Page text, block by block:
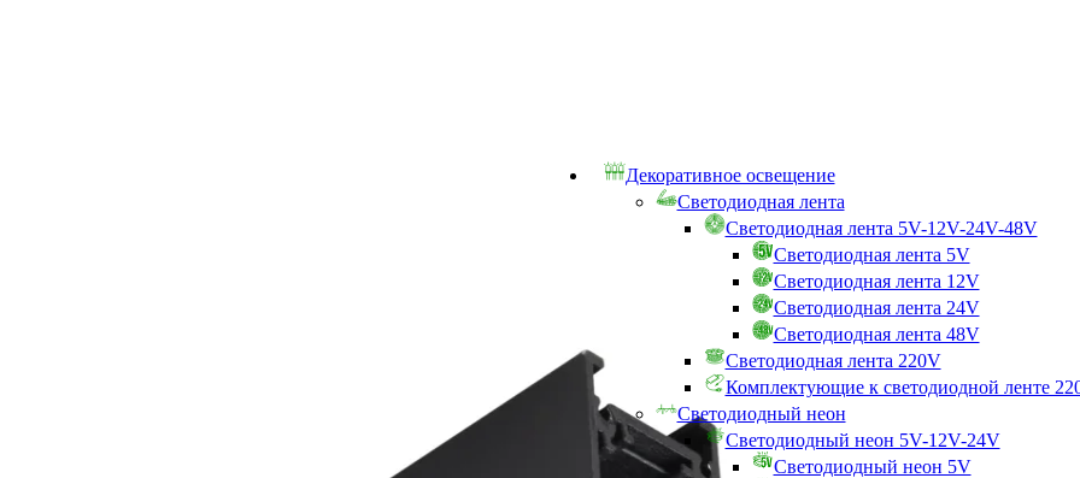
Декоративное освещение
Светодиодная лента
Светодиодная лента 5V-12V-24V-48V
Светодиодная лента 5V
Светодиодная лента 12V
Светодиодная лента 24V
Светодиодная лента 48V
Светодиодная лента 220V
Комплектующие к светодиодной ленте
Светодиодный неон
Светодиодный неон 5V-12V-24V
Светодиодный неон 5V